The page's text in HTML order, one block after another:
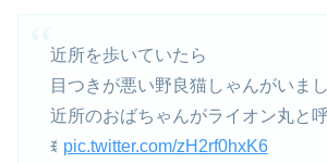
近所を歩いていたら
目つきが悪い野良猫しゃんがいまし
近所のおばちゃんがライオン丸と
ꉂ pic.twitter.com/zH2rf0hxK6